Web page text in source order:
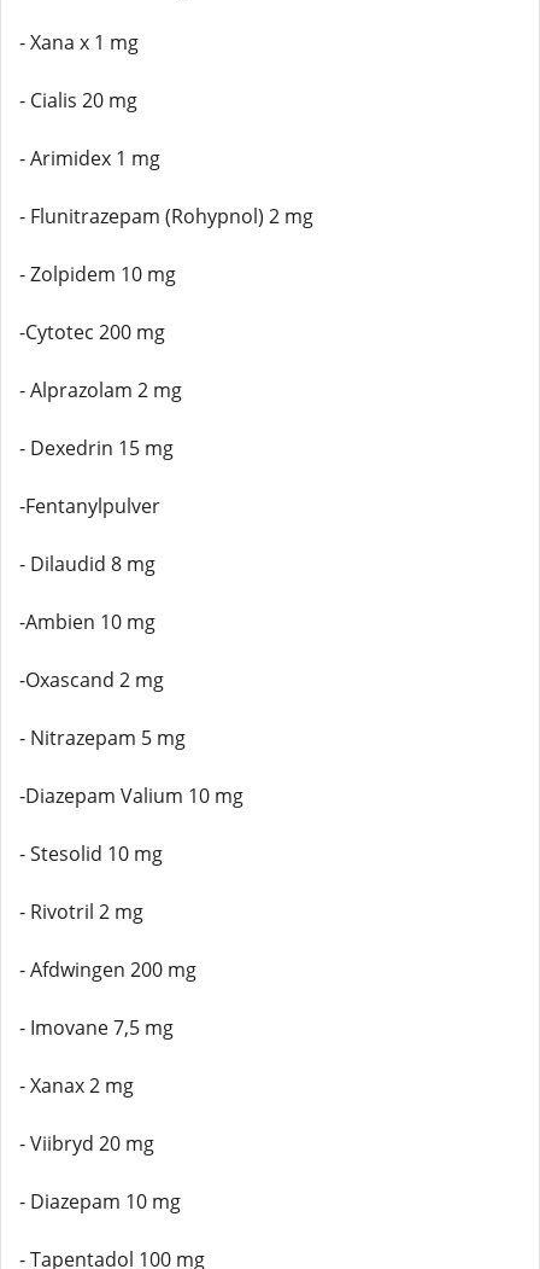
- Xana x 1 mg
- Cialis 20 mg
- Arimidex 1 mg
- Flunitrazepam (Rohypnol) 2 mg
- Zolpidem 10 mg
-Cytotec 200 mg
- Alprazolam 2 mg
- Dexedrin 15 mg
-Fentanylpulver
- Dilaudid 8 mg
-Ambien 10 mg
-Oxascand 2 mg
- Nitrazepam 5 mg
-Diazepam Valium 10 mg
- Stesolid 10 mg
- Rivotril 2 mg
- Afdwingen 200 mg
- Imovane 7,5 mg
- Xanax 2 mg
- Viibryd 20 mg
- Diazepam 10 mg
- Tapentadol 100 mg